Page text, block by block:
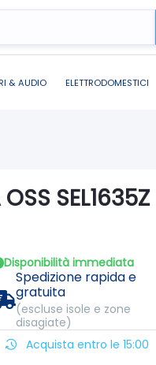
& AUDIO ELETTRODOMESTICI
SEL1635Z
Disponibilità immediata
Spedizione rapida e
gratuita
(escluse isole e zone
disagiate)
Acquista entro le 15:00